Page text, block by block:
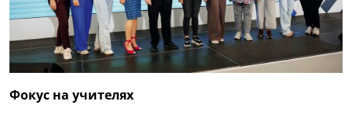
Фокус на учителях